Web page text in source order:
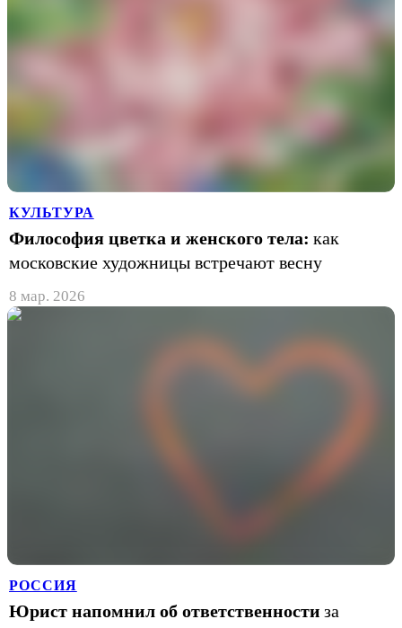
КУЛЬТУРА
Философия цветка и женского тела: как
московские художницы встречают весну
8 мар. 2026
РОССИЯ
Юрист напомнил об ответственности за